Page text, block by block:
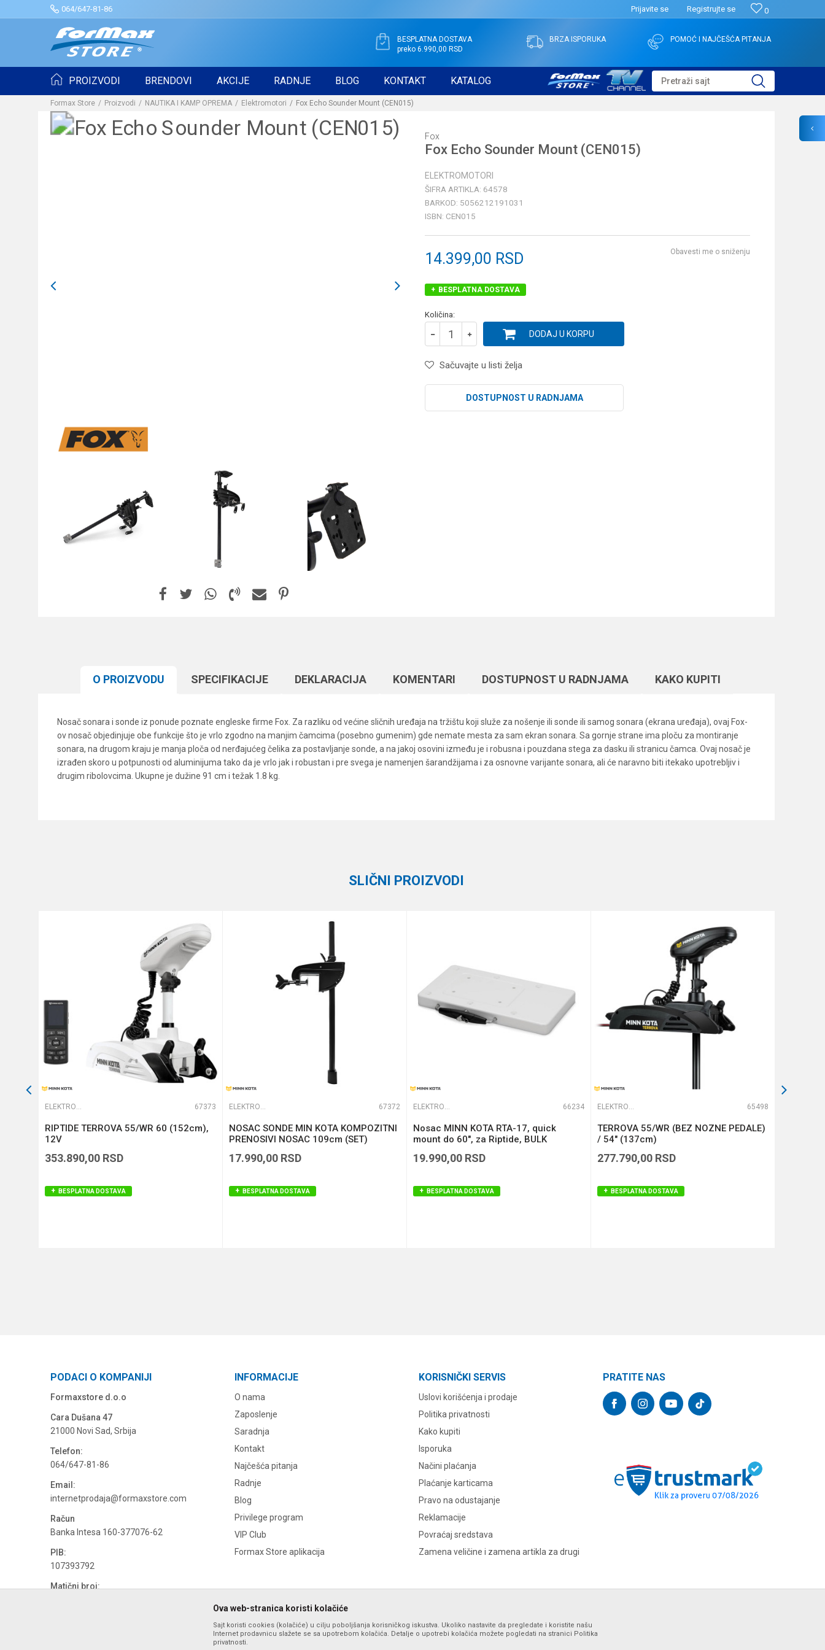
064/647-81-86 0
Prijavite se Registrujte se
BESPLATNA DOSTAVA
preko 6.990,00 RSD
BRZA ISPORUKA POMOĆ I NAJČEŠĆA PITANJA
PROIZVODI BRENDOVI AKCIJE RADNJE BLOG KONTAKT KATALOG Pretraži sajt
Formax Store Proizvodi NAUTIKA I KAMP OPREMA Elektromotori Fox Echo Sounder Mount (CEN015)
Fox
Fox Echo Sounder Mount (CEN015)
ELEKTROMOTORI
ŠIFRA ARTIKLA: 64578
BARKOD: 5056212191031
ISBN: CEN015
14.399,00 RSD Obavesti me o sniženju
BESPLATNA DOSTAVA
Količina:
DODAJ U KORPU
Sačuvajte u listi želja
DOSTUPNOST U RADNJAMA
O PROIZVODU SPECIFIKACIJЕ DEKLARACIJA KOMENTARI DOSTUPNOST U RADNJAMA KAKO KUPITI
Nosač sonara i sonde iz ponude poznate engleske firme Fox. Za razliku od većine sličnih uređaja na tržištu koji služe za nošenje ili sonde ili samog sonara (ekrana uređaja), ovaj Fox-
ov nosač objedinjuje obe funkcije što je vrlo zgodno na manjim čamcima (posebno gumenim) gde nemate mesta za sam ekran sonara. Sa gornje strane ima ploču za montiranje
sonara, na drugom kraju je manja ploča od nerđajućeg čelika za postavljanje sonde, a na jakoj osovini između je i robusna i pouzdana stega za dasku ili stranicu čamca. Ovaj nosač je
izrađen skoro u potpunosti od aluminijuma tako da je vrlo jak i robustan i pre svega je namenjen šarandžijama i za osnovne varijante sonara, ali će naravno biti itekako upotrebljiv i
drugim ribolovcima. Ukupne je dužine 91 cm i težak 1.8 kg.
Anti-spam zaštita - izračunajte koliko je 9 - 4 :
SLIČNI PROIZVODI
ELEKTROMOTORI 67373
RIPTIDE TERROVA 55/WR 60 (152cm),
12V
353.890,00 RSD
BESPLATNA DOSTAVA
ELEKTROMOTORI 67372
NOSAC SONDE MIN KOTA KOMPOZITNI
PRENOSIVI NOSAC 109cm (SET)
17.990,00 RSD
BESPLATNA DOSTAVA
ELEKTROMOTORI 66234
Nosac MINN KOTA RTA-17, quick
mount do 60", za Riptide, BULK
19.990,00 RSD
BESPLATNA DOSTAVA
ELEKTROMOTORI 65498
TERROVA 55/WR (BEZ NOZNE PEDALE)
/ 54" (137cm)
277.790,00 RSD
BESPLATNA DOSTAVA
PODACI O KOMPANIJI
Formaxstore d.o.o
Cara Dušana 47
21000 Novi Sad, Srbija
Telefon:
064/647-81-86
Email:
internetprodaja@formaxstore.com
Račun
Banka Intesa 160-377076-62
PIB:
107393792
Matični broj:
INFORMACIJE
O nama
Zaposlenje
Saradnja
Kontakt
Najčešća pitanja
Radnje
Blog
Privilege program
VIP Club
Formax Store aplikacija
KORISNIČKI SERVIS
Uslovi korišćenja i prodaje
Politika privatnosti
Kako kupiti
Isporuka
Načini plaćanja
Plaćanje karticama
Pravo na odustajanje
Reklamacije
Povraćaj sredstava
Zamena veličine i zamena artikla za drugi
PRATITE NAS
Ova web-stranica koristi kolačiće
Sajt koristi cookies (kolačiće) u cilju poboljšanja korisničkog iskustva. Ukoliko nastavite da pregledate i koristite našu
Internet prodavnicu slažete se sa upotrebom kolačića. Detalje o upotrebi kolačića možete pogledati na stranici Politika
privatnosti.